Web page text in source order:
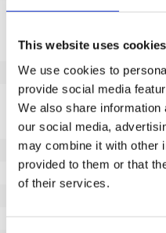
This website uses cookies
We use cookies to
provide social media
We also share
our social media,
may combine it with other
provided to them or that
of their services.
SKU
EAN
Eigenschaften
Nicht markierende Lauffläche
Raddurchmesser (mm)
Radbreite (mm)
Typ des Lagers